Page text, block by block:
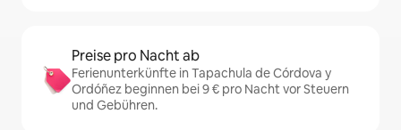
Preise pro Nacht ab
Ferienunterkünfte in Tapachula de Córdova y
Ordóñez beginnen bei 9 € pro Nacht vor Steuern
und Gebühren.